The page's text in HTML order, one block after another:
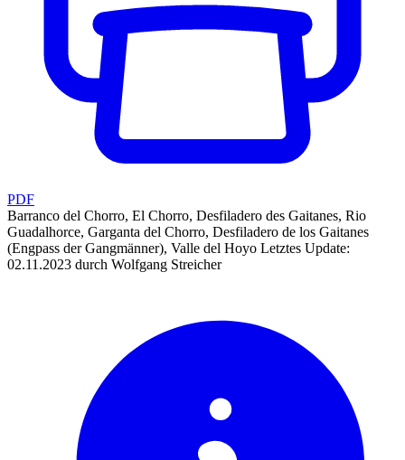
PDF
Barranco del Chorro, El Chorro, Desfiladero des Gaitanes, Rio
Guadalhorce, Garganta del Chorro, Desfiladero de los Gaitanes
(Engpass der Gangmänner), Valle del Hoyo Letztes Update:
02.11.2023 durch Wolfgang Streicher